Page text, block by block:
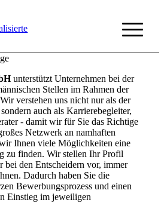
unterstützt Unternehmen bei der
Stellen im Rahmen der
verstehen uns nicht nur als der
auch als Karrierebegleiter,
- damit wir für Sie das Richtige
Netzwerk an namhaften
Ihnen viele Möglichkeiten eine
zu finden. Wir stellen Ihr Profil
bei den Entscheidern vor, immer
Dadurch haben Sie die
Bewerbungsprozess und einen
Einstieg im jeweiligen